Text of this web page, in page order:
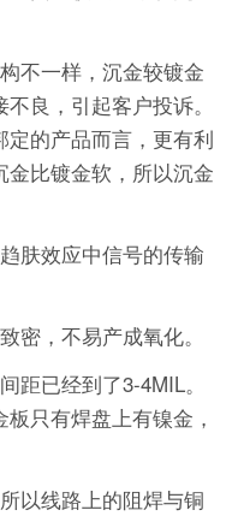
不一样，沉金较镀金
良，引起客户投诉。
的产品而言，更有利
比镀金软，所以沉金
肤效应中信号的传输
密，不易产成氧化。
距已经到了3-4MIL。
只有焊盘上有镍金，
以线路上的阻焊与铜